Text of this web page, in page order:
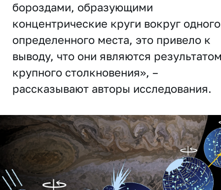
бороздами, образующими
концентрические круги вокруг одного
определенного места, это привело к
выводу, что они являются
крупного столкновения», –
рассказывают авторы исследования.